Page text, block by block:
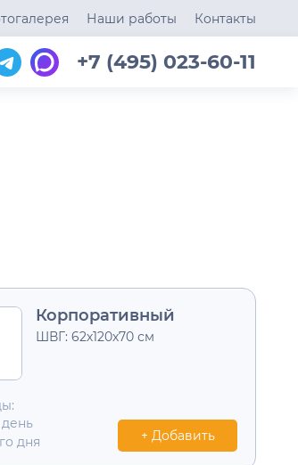
Наши работы Контакты
+7 (495) 023-60-11
Корпоративный
ШВГ: 62х120х70 см
день
дня + Добавить